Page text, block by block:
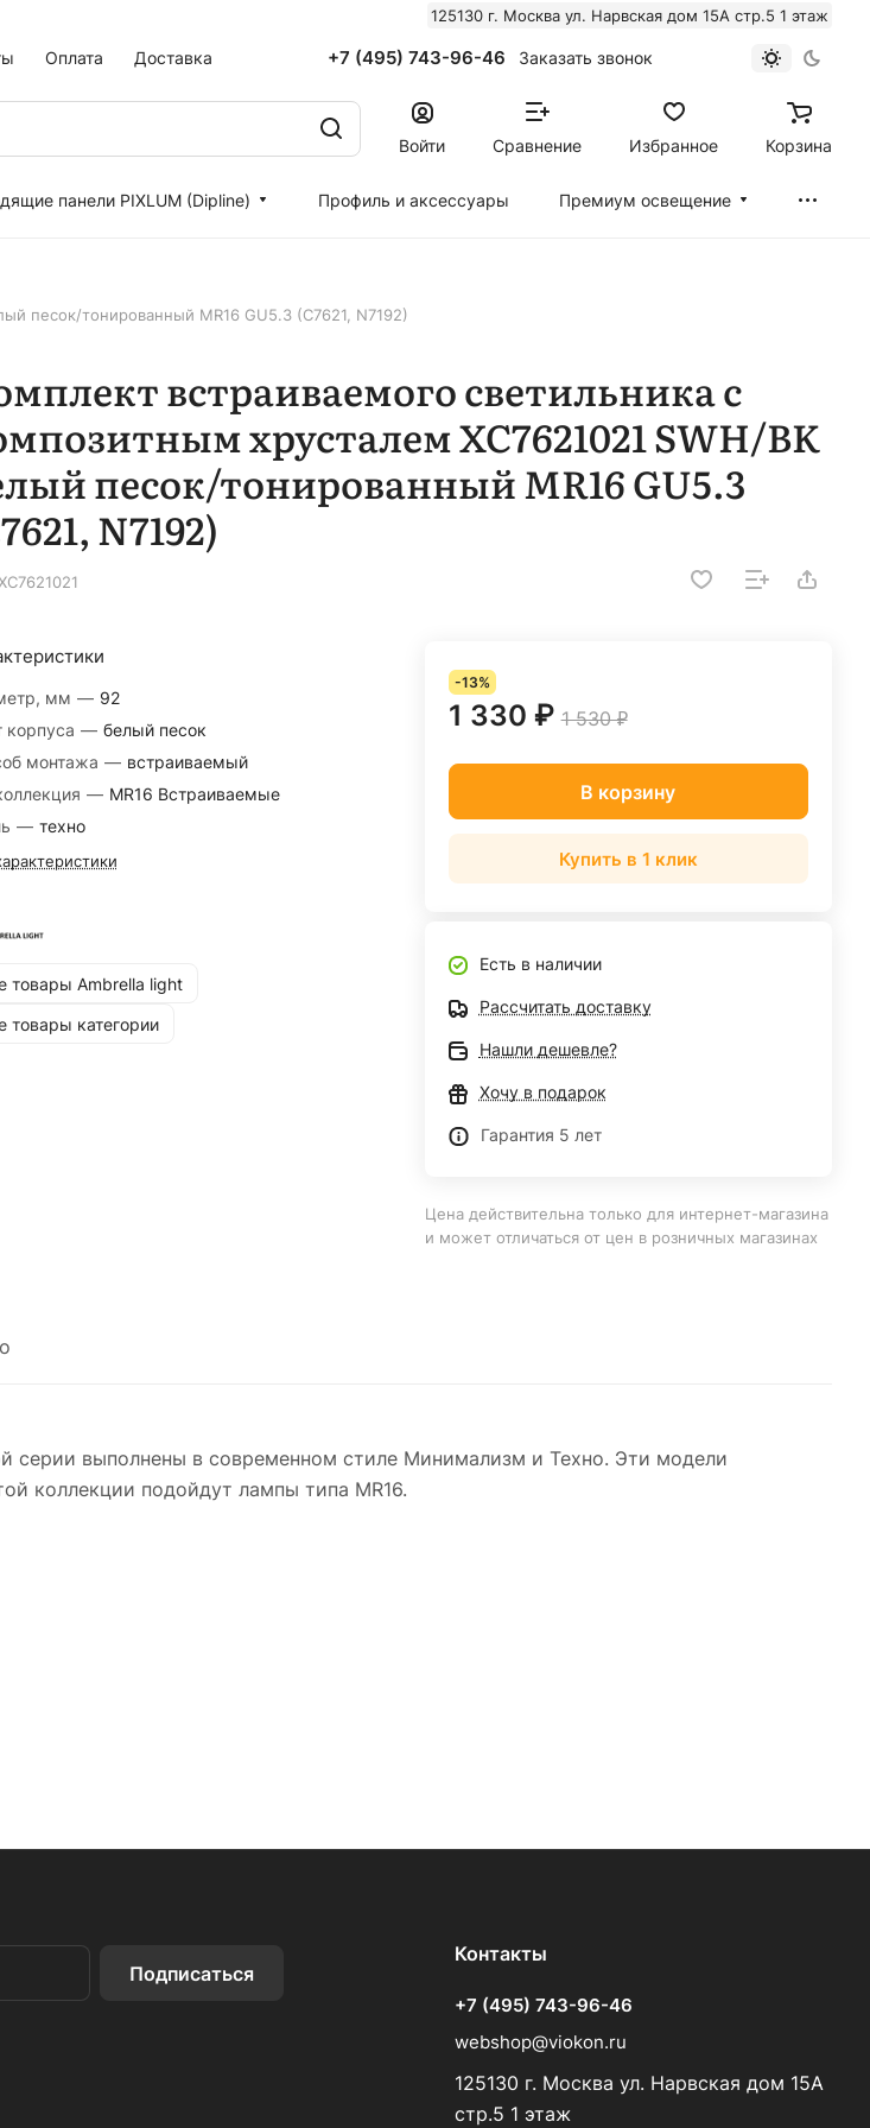
125130 г. Москва ул. Нарвская дом 15А стр.5 1 этаж
Оплата Доставка +7 (495) 743-96-46 Заказать звонок
Войти Сравнение Избранное Корзина
панели PIXLUM (Dipline) Профиль и аксессуары Премиум освещение
песок/тонированный MR16 GU5.3 (C7621, N7192)
встраиваемого светильника с
хрусталем XC7621021 SWH/BK
песок/тонированный MR16 GU5.3
N7192)
мм — 92
корпуса — белый песок
монтажа — встраиваемый
— MR16 Встраиваемые
— техно
товары Ambrella light
товары категории
-13%
1 330 ₽ 1 530 ₽
В корзину
Купить в 1 клик
Есть в наличии
Рассчитать доставку
Нашли дешевле?
Хочу в подарок
Гарантия 5 лет
Цена действительна только для интернет-магазина
и может отличаться от цен в розничных магазинах
серии выполнены в современном стиле Минимализм и Техно. Эти модели
коллекции подойдут лампы типа MR16.
Подписаться
Контакты
+7 (495) 743-96-46
webshop@viokon.ru
125130 г. Москва ул. Нарвская дом 15А
стр.5 1 этаж